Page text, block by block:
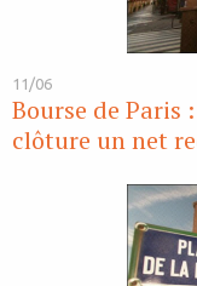
11/06
Bourse de Paris
clôture un net